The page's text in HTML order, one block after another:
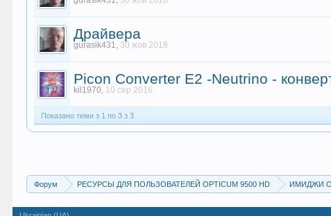
Драйвера
gurasik431, 30 жов 2018
Picon Converter E2 -Neutrino -
kil1970, 10 сер 2016
Показано теми з 1 по 3 з 3
Форум РЕСУРСЫ ДЛЯ ПОЛЬЗОВАТЕЛЕЙ OPTICUM 9500 HD